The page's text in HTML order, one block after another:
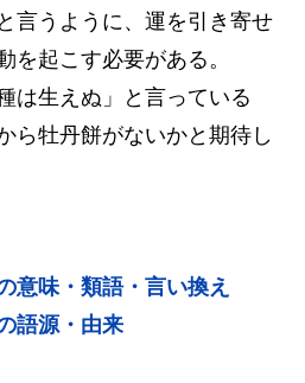
言うように、運を引き寄せ
を起こす必要がある。
は生えぬ」と言っている
ら牡丹餅がないかと期待し
意味・類語・言い換え
語源・由来